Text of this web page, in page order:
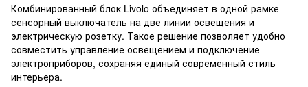
Комбинированный блок Livolo объединяет в одной рамке
сенсорный выключатель на две линии освещения и
электрическую розетку. Такое решение позволяет удобно
совместить управление освещением и подключение
электроприборов, сохраняя единый современный стиль
интерьера.